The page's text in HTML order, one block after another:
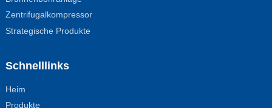
Zentrifugalkompressor
Strategische Produkte
Schnelllinks
Heim
Produkte